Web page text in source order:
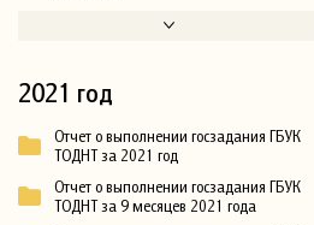
2021 год
Отчет о выполнении госзадания ГБУК
ТОДНТ за 2021 год
Отчет о выполнении госзадания ГБУК
ТОДНТ за 9 месяцев 2021 года